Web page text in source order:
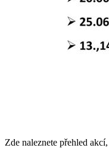
Zde naleznete přehled